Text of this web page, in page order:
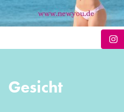
Gesicht